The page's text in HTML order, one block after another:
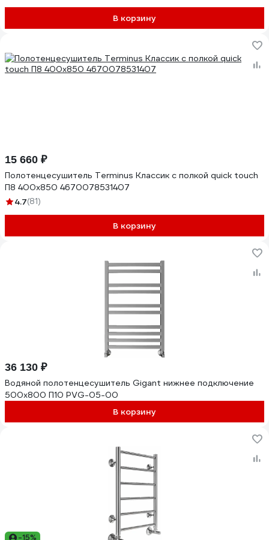
В корзину
15 660 ₽
Полотенцесушитель Terminus Классик с полкой quick touch
П8 400x850 4670078531407
4.7(81)
В корзину
36 130 ₽
Водяной полотенцесушитель Gigant нижнее подключение
500x800 П10 PVG-05-00
В корзину
-15%